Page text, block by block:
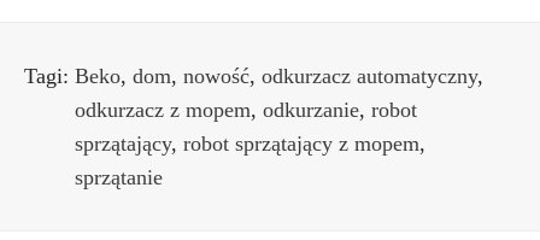
Tagi: Beko, dom, nowość, odkurzacz automatyczny,
odkurzacz z mopem, odkurzanie, robot
sprzątający, robot sprzątający z mopem,
sprzątanie